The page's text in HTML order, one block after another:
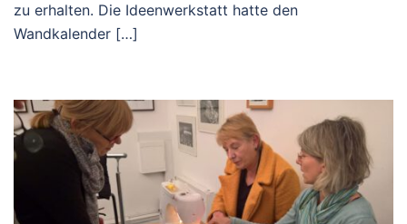
zu erhalten. Die Ideenwerkstatt hatte den
Wandkalender […]